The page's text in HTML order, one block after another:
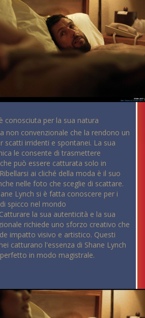
conosciuta per la sua natura
non convenzionale che la rendono un
irridenti e spontanei. La sua
le consente di trasmettere
può essere catturata solo in
ai cliché della moda è il suo
nelle foto che sceglie di scattare.
Lynch si è fatta conoscere per i
spicco nel mondo
la sua autenticità e la sua
richiede uno sforzo creativo che
impatto visivo e artistico. Questi
catturano l'essenza di Shane Lynch
in modo magistrale.